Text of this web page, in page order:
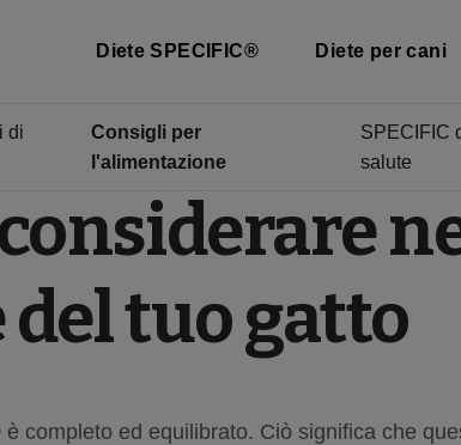
Diete SPECIFIC® Diete per cani
di
Consigli per
l'alimentazione
SPECIFIC
salute
tuo gatto
completo ed equilibrato. Ciò significa che